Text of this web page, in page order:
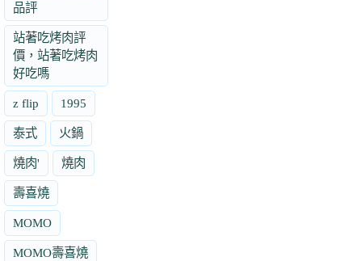
品評
站著吃烤肉評
價，站著吃烤肉
好吃嗎
z flip 1995
泰式 火鍋
燒肉' 燒肉
壽喜燒
MOMO
MOMO壽喜燒